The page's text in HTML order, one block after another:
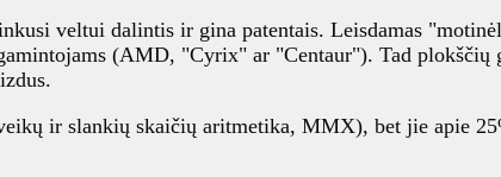
veltui dalintis ir gina patentais. Leisdamas
(AMD, "Cyrix" ar "Centaur"). Tad plokščių
ir slankių skaičių aritmetika, MMX), bet jie apie